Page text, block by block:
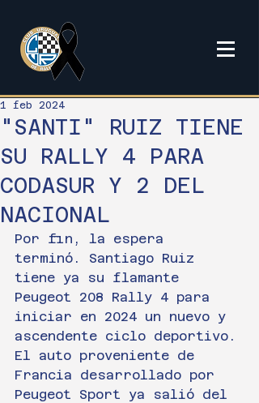
"SANTI" RUIZ TIENE
SU RALLY 4 PARA
CODASUR Y 2 DEL
NACIONAL
1 feb 2024
Por fin, la espera
terminó. Santiago Ruiz
tiene ya su flamante
Peugeot 208 Rally 4 para
iniciar en 2024 un nuevo y
ascendente ciclo deportivo.
El auto proveniente de
Francia desarrollado por
Peugeot Sport ya salió del